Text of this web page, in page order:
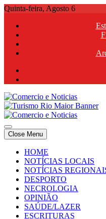
Skip
content
Quinta-feira, Agosto 6
Comercio e Noticias
Notícias e Publicidade Online
Comercio e Noticias
Notícias e Publicidade Online
Close Menu
HOME
NOTÍCIAS LOCAIS
NOTÍCIAS
DESPORTO
NECROLOGIA
OPINIÃO
SAÚDE/LAZER
ESCRITURAS